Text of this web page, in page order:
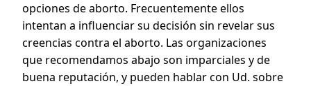
opciones de aborto. Frecuentemente ellos
intentan a influenciar su decisión sin revelar sus
creencias contra el aborto. Las organizaciones
que recomendamos abajo son imparciales y de
buena reputación, y pueden hablar con Ud. sobre